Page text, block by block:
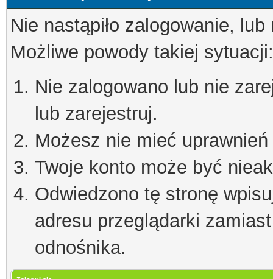
Nie nastąpiło zalogowanie,
Możliwe powody takiej sytuacji:
Nie zalogowano lub nie
lub zarejestruj.
Możesz nie mieć
Twoje konto może być
Odwiedzono tę stronę
adresu przeglądarki
odnośnika.